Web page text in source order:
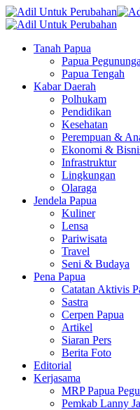
Tanah Papua
Papua
Papua Tengah
Kabar Daerah
Polhukam
Pendidikan
Kesehatan
Perempuan &
Ekonomi &
Infrastruktur
Lingkungan
Olaraga
Jendela Papua
Kuliner
Lensa
Pariwisata
Travel
Seni & Budaya
Pena Papua
Catatan Aktivis
Sastra
Cerpen Papua
Artikel
Siaran Pers
Berita Foto
Editorial
Kerjasama
MRP Papua
Pemkab Lanny